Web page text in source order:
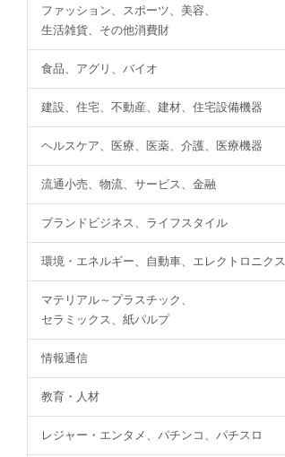
ファッション、スポーツ、美容、
生活雑貨、その他消費財
食品、アグリ、バイオ
建設、住宅、不動産、建材、住宅設備機器
ヘルスケア、医療、医薬、介護、医療機器
流通小売、物流、サービス、金融
ブランドビジネス、ライフスタイル
環境・エネルギー、自動車、エレクトロニクス
マテリアル～プラスチック、
セラミックス、紙パルプ
情報通信
教育・人材
レジャー・エンタメ、パチンコ、パチスロ